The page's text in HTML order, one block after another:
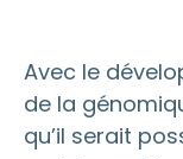
Avec le
de la
qu’il serait